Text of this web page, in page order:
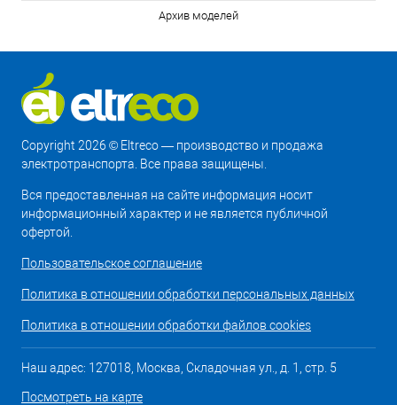
Архив моделей
Copyright 2026 © Eltreco — производство и продажа
электротранспорта. Все права защищены.
Вся предоставленная на сайте информация носит
информационный характер и не является публичной
офертой.
Пользовательское соглашение
Политика в отношении обработки персональных данных
Политика в отношении обработки файлов cookies
Наш адрес: 127018, Москва, Складочная ул., д. 1, стр. 5
Посмотреть на карте